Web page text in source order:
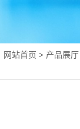
网站首页 > 产品展厅